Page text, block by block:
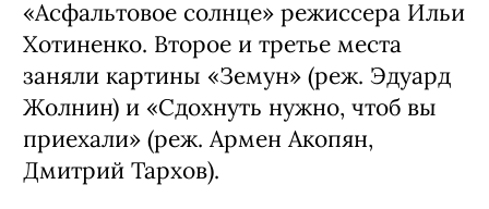
«Асфальтовое солнце» режиссера Ильи
Хотиненко. Второе и третье места
заняли картины «Земун» (реж. Эдуард
Жолнин) и «Сдохнуть нужно, чтоб вы
приехали» (реж. Армен Акопян,
Дмитрий Тархов).